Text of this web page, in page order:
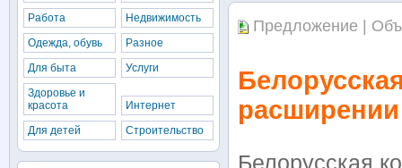
Предложение |
Белорусская
Работа
Недвижимость
Одежда, обувь
Разное
Для быта
Услуги
Здоровье и
красота
Интернет
Для детей
Строительство